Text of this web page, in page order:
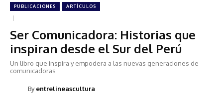
PUBLICACIONES ARTÍCULOS
Ser Comunicadora: Historias que
inspiran desde el Sur del Perú
Un libro que inspira y empodera a las nuevas generaciones de
comunicadoras
By entrelineascultura